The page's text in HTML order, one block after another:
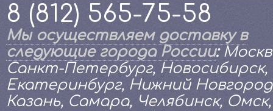
8 (812) 565-75-58
Мы осуществляем доставку в
следующие города России:
Санкт-Петербург, Новосибирск,
Екатеринбург, Нижний
Казань, Самара, Челябинск, Омск,